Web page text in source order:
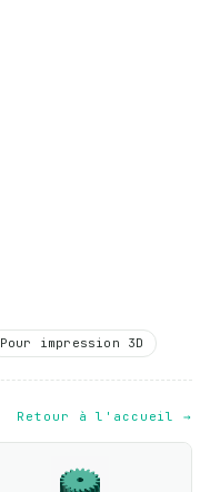
Pour impression 3D
Retour à l'accueil →